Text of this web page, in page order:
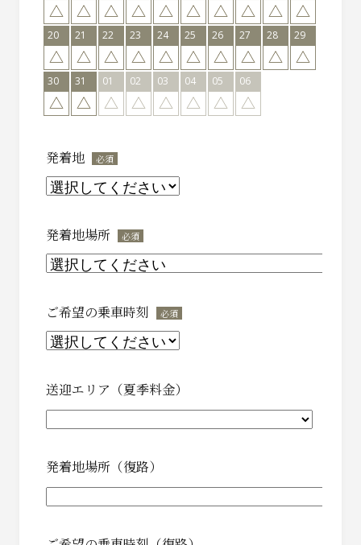
20 21 22 23 24 25 26 27 28 29
30 31 01 02 03 04 05 06
発着地 *
発着地場所 *
ご希望の乗車時刻 *
送迎エリア（夏季料金）
発着地場所（復路）